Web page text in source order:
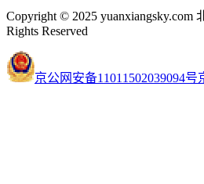
Copyright © 2025
Rights Reserved
京公网安备11011502039094号